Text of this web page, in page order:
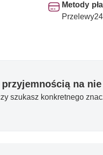
Metody
na
szukasz konkretnego